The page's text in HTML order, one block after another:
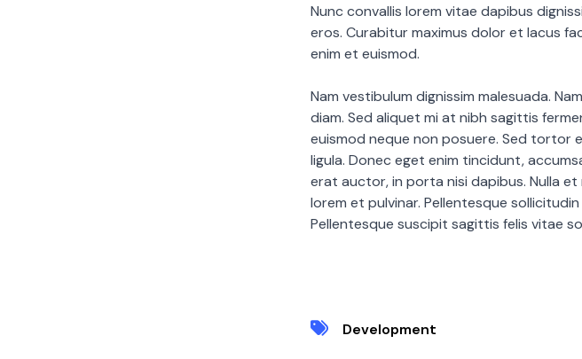
Nunc convallis lorem vitae dapibus
eros. Curabitur maximus dolor et lacus
enim et euismod.
Nam vestibulum dignissim malesuada.
diam. Sed aliquet mi at nibh sagittis
euismod neque non posuere. Sed tortor
ligula. Donec eget enim tincidunt,
erat auctor, in porta nisi dapibus. Nulla
lorem et pulvinar. Pellentesque
Pellentesque suscipit sagittis felis vitae
Development